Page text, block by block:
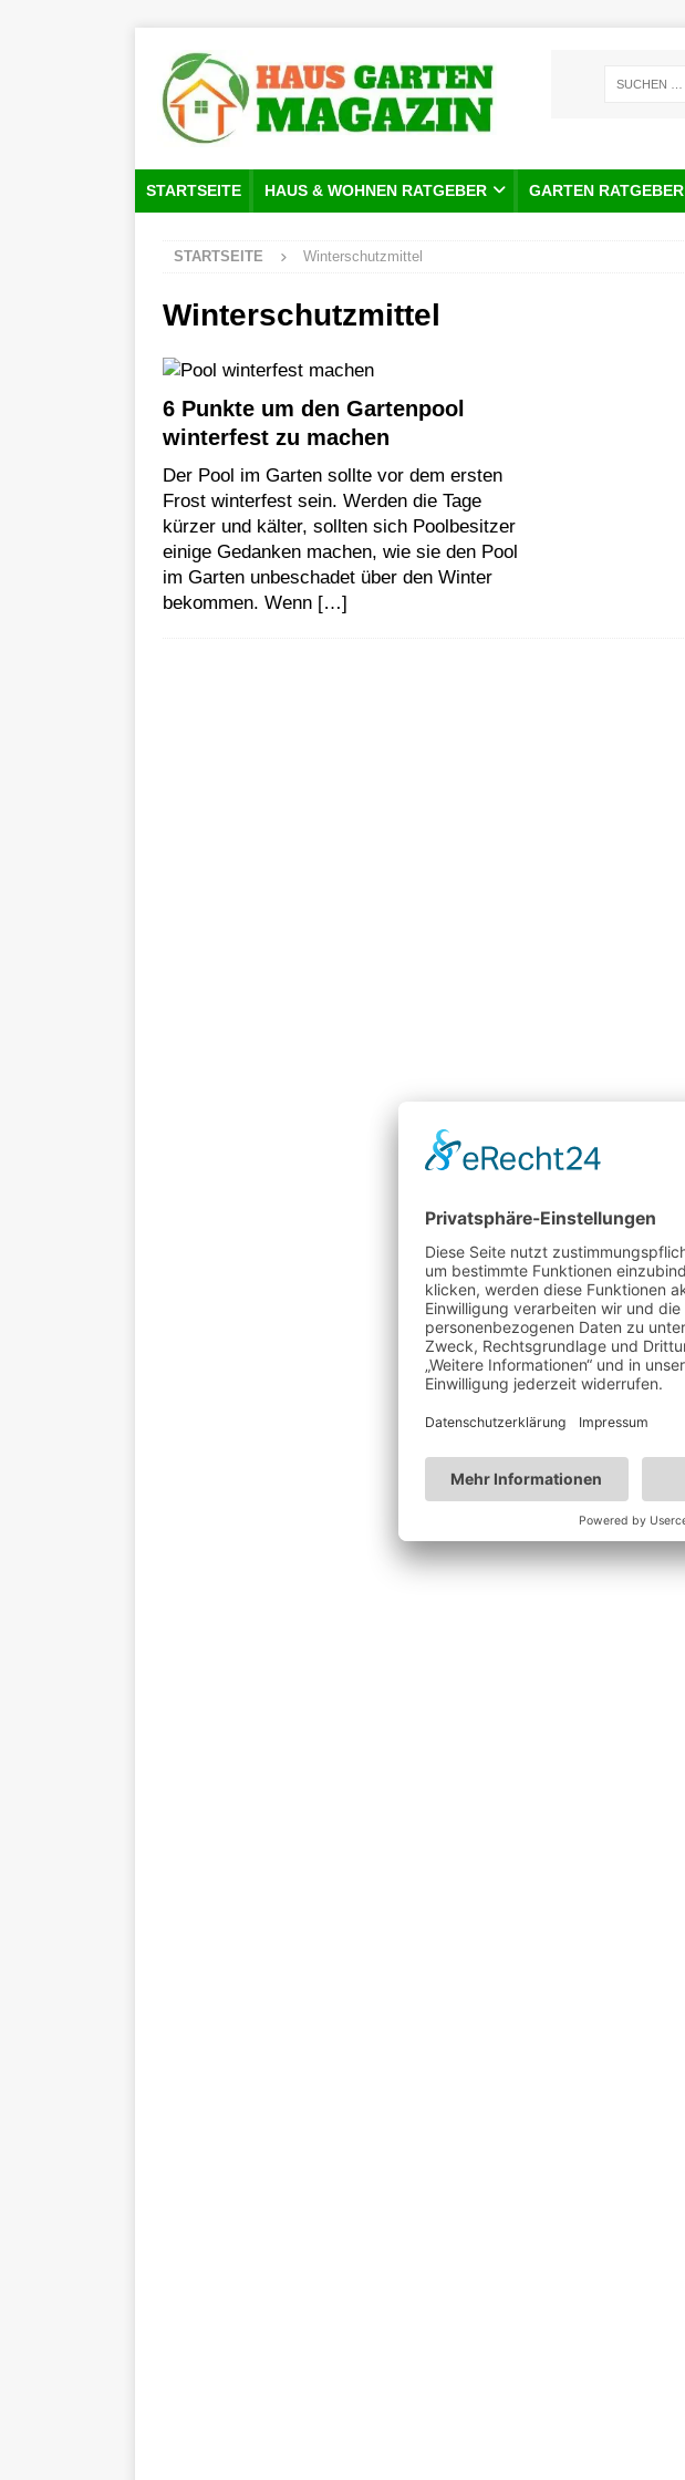
STARTSEITE HAUS & WOHNEN RATGEBER GARTEN RATGEBER
STARTSEITE Winterschutzmittel
Winterschutzmittel
6 Punkte um den Gartenpool
winterfest zu machen
Der Pool im Garten sollte vor dem ersten
Frost winterfest sein. Werden die Tage
kürzer und kälter, sollten sich Poolbesitzer
einige Gedanken machen, wie sie den Pool
im Garten unbeschadet über den Winter
bekommen. Wenn […]